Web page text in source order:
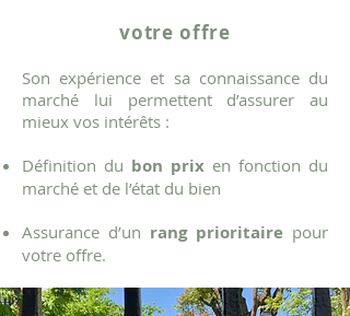
votre offre
Son expérience et sa connaissance du
marché lui permettent d’assurer au
mieux vos intérêts :
Définition du bon prix en fonction du
marché et de l’état du bien
Assurance d’un rang prioritaire pour
votre offre.